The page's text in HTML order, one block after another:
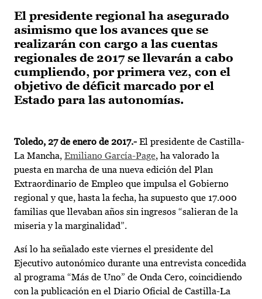
El presidente regional ha asegurado
asimismo que los avances que se
realizarán con cargo a las cuentas
regionales de 2017 se llevarán a cabo
cumpliendo, por primera vez, con el
objetivo de déficit marcado por el
Estado para las autonomías.
Toledo, 27 de enero de 2017.- El presidente de Castilla-
La Mancha, Emiliano García-Page, ha valorado la
puesta en marcha de una nueva edición del Plan
Extraordinario de Empleo que impulsa el Gobierno
regional y que, hasta la fecha, ha supuesto que 17.000
familias que llevaban años sin ingresos “salieran de la
miseria y la marginalidad”.
Así lo ha señalado este viernes el presidente del
Ejecutivo autonómico durante una entrevista concedida
al programa “Más de Uno” de Onda Cero, coincidiendo
con la publicación en el Diario Oficial de Castilla-La